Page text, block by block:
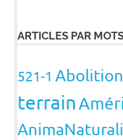
ARTICLES PAR
521-1 Abolition
terrain